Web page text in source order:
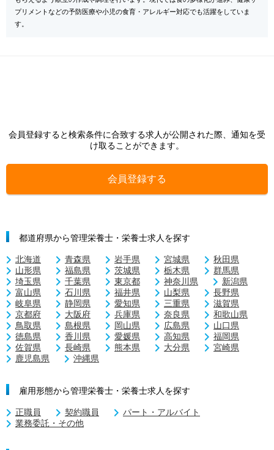
プリメントなどの予防医療や小児の食育・アレルギー対応でも活躍をしていま
す。
会員登録すると検索条件に合致する求人が公開された際、通知を受
け取ることができます。
会員登録する
都道府県から管理栄養士・栄養士求人を探す
北海道 青森県 岩手県 宮城県
秋田県
山形県
福島県 茨城県 栃木県
群馬県
埼玉県
千葉県 東京都 神奈川県
新潟県
富山県
石川県 福井県 山梨県
長野県
岐阜県
静岡県 愛知県 三重県
滋賀県
京都府
大阪府 兵庫県 奈良県
和歌山県
鳥取県
島根県 岡山県 広島県
山口県
徳島県
香川県 愛媛県 高知県
福岡県
佐賀県
長崎県 熊本県 大分県
宮崎県
鹿児島県
沖縄県
雇用形態から管理栄養士・栄養士求人を探す
正職員 契約職員
パート・アルバイト
業務委託・その他